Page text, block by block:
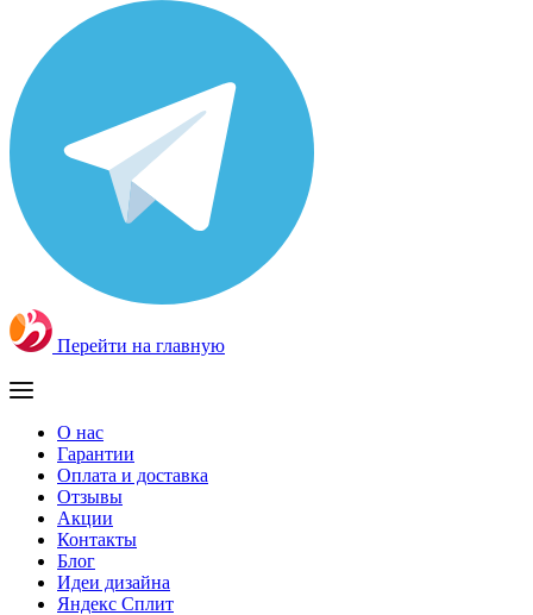
Перейти на главную
О нас
Гарантии
Оплата и доставка
Отзывы
Акции
Контакты
Блог
Идеи дизайна
Яндекс Сплит